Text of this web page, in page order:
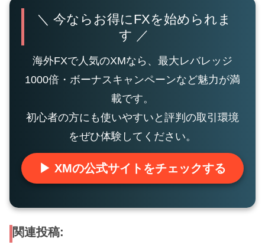
＼ 今ならお得にFXを始められま
す ／
海外FXで人気のXMなら、最大レバレッジ
1000倍・ボーナスキャンペーンなど魅力が満
載です。
初心者の方にも使いやすいと評判の取引環境
をぜひ体験してください。
▶ XMの公式サイトをチェックする
関連投稿: